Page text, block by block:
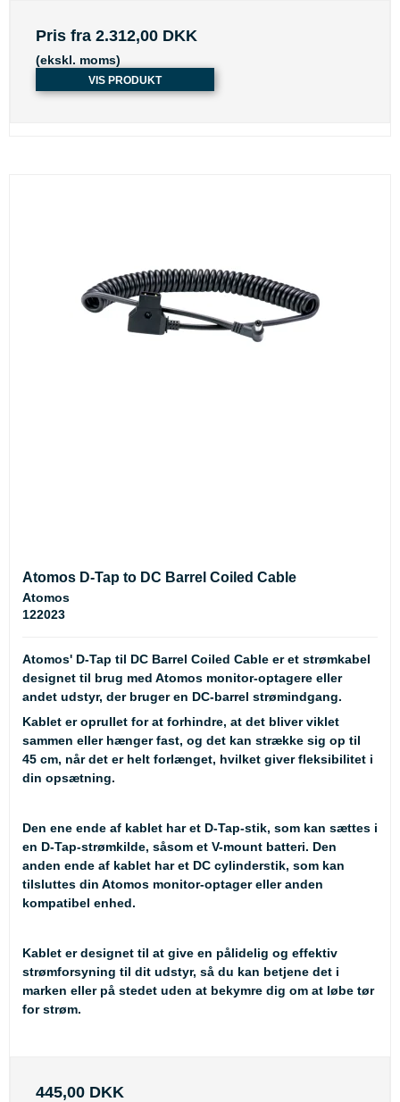
Pris fra 2.312,00 DKK
(ekskl. moms)
VIS PRODUKT
Atomos D-Tap to DC Barrel Coiled Cable
Atomos
122023
Atomos' D-Tap til DC Barrel Coiled Cable er et strømkabel
designet til brug med Atomos monitor-optagere eller
andet udstyr, der bruger en DC-barrel strømindgang.
Kablet er oprullet for at forhindre, at det bliver viklet
sammen eller hænger fast, og det kan strække sig op til
45 cm, når det er helt forlænget, hvilket giver fleksibilitet i
din opsætning.
Den ene ende af kablet har et D-Tap-stik, som kan sættes i
en D-Tap-strømkilde, såsom et V-mount batteri. Den
anden ende af kablet har et DC cylinderstik, som kan
tilsluttes din Atomos monitor-optager eller anden
kompatibel enhed.
Kablet er designet til at give en pålidelig og effektiv
strømforsyning til dit udstyr, så du kan betjene det i
marken eller på stedet uden at bekymre dig om at løbe tør
for strøm.
445,00 DKK